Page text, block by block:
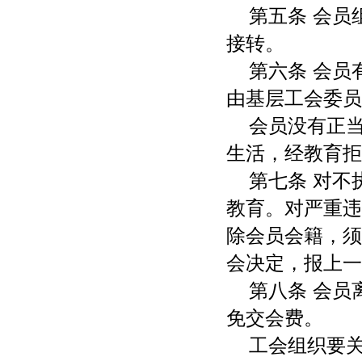
第五条 会员
接转。
第六条 会员
由基层工会委
会员没有正
生活，经教育
第七条 对不
教育。对严重
除会员会籍，
会决定，报上
第八条 会员
免交会费。
工会组织要